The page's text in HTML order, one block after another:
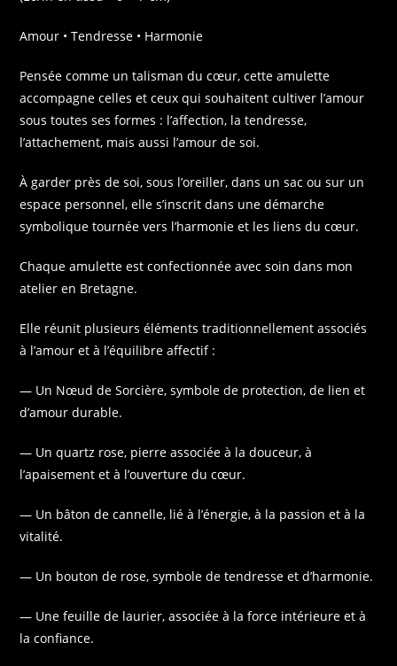
Amour • Tendresse • Harmonie
Pensée comme un talisman du cœur, cette amulette
accompagne celles et ceux qui souhaitent cultiver l’amour
sous toutes ses formes : l’affection, la tendresse,
l’attachement, mais aussi l’amour de soi.
À garder près de soi, sous l’oreiller, dans un sac ou sur un
espace personnel, elle s’inscrit dans une démarche
symbolique tournée vers l’harmonie et les liens du cœur.
Chaque amulette est confectionnée avec soin dans mon
atelier en Bretagne.
Elle réunit plusieurs éléments traditionnellement associés
à l’amour et à l’équilibre affectif :
— Un Nœud de Sorcière, symbole de protection, de lien et
d’amour durable.
— Un quartz rose, pierre associée à la douceur, à
l’apaisement et à l’ouverture du cœur.
— Un bâton de cannelle, lié à l’énergie, à la passion et à la
vitalité.
— Un bouton de rose, symbole de tendresse et d’harmonie.
— Une feuille de laurier, associée à la force intérieure et à
la confiance.